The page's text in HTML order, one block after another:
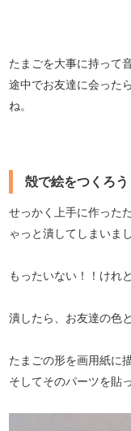
たまごを大事に持って
途中でお友達に会った
ね。
殻で絵をつくろう
せっかく上手に作った
ゃっと潰してしまいま
もったいない！！けれ
潰したら、お友達の色
たまごの形を画用紙に
そしてそのパーツを貼